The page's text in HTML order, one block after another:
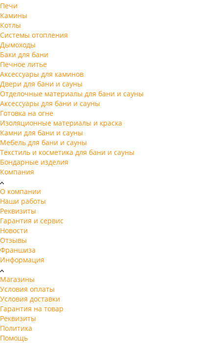
Печи
Камины
Котлы
Системы отопления
Дымоходы
Баки для бани
Печное литье
Аксессуары для каминов
Двери для бани и сауны
Отделочные материалы для бани и сауны
Аксессуары для бани и сауны
Готовка на огне
Изоляционные материалы и краска
Камни для бани и сауны
Мебель для бани и сауны
Текстиль и косметика для бани и сауны
Бондарные изделия
Компания
О компании
Наши работы
Реквизиты
Гарантия и сервис
Новости
Отзывы
Франшиза
Информация
Магазины
Условия оплаты
Условия доставки
Гарантия на товар
Реквизиты
Политика
Помощь